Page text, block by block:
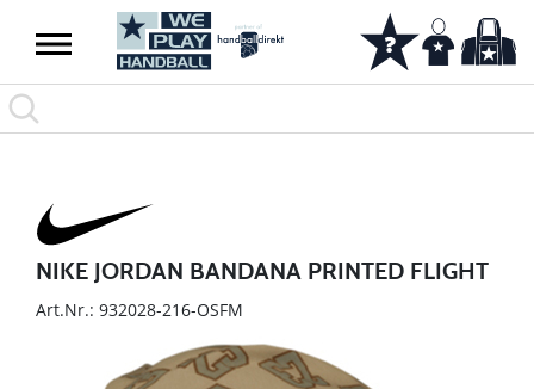
NIKE JORDAN BANDANA PRINTED FLIGHT
Art.Nr.: 932028-216-OSFM